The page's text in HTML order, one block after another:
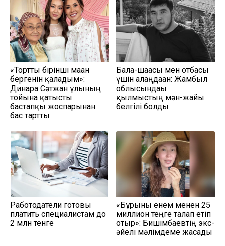
«Тортты бірінші маған
бергенін қаладым»:
Динара Сәтжан ұлының
тойына қатысты
бастапқы жоспарынан
бас тартты
Бала-шағасы мен отбасы
үшін алаңдаған: Жамбыл
облысындағы
қылмыстың мән-жайы
белгілі болды
Работодатели готовы
платить специалистам до
2 млн тенге
«Бұрынғы енем менен 25
миллион теңге талап етіп
отыр»: Бишімбаевтің экс-
әйелі мәлімдеме жасады